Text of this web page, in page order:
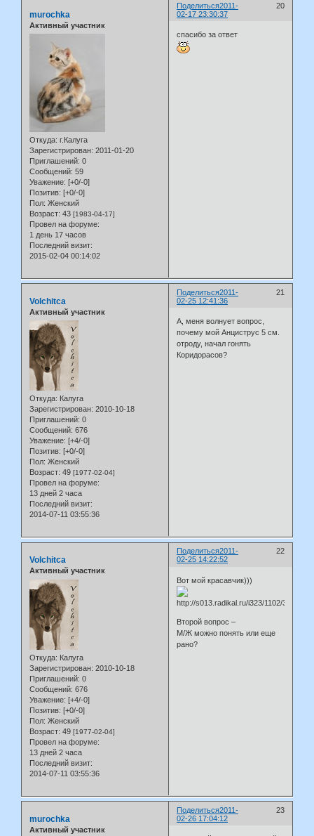
Поделиться 20
2011-
02-17 23:30:37
murochka
Активный участник
Откуда: г.Калуга
Зарегистрирован: 2011-01-20
Приглашений: 0
Сообщений: 59
Уважение: [+0/-0]
Позитив: [+0/-0]
Пол: Женский
Возраст: 43 [1983-04-17]
Провел на форуме:
1 день 17 часов
Последний визит:
2015-02-04 00:14:02
спасибо за ответ
Поделиться 21
2011-
02-25 12:41:36
Volchitca
Активный участник
Откуда: Калуга
Зарегистрирован: 2010-10-18
Приглашений: 0
Сообщений: 676
Уважение: [+4/-0]
Позитив: [+0/-0]
Пол: Женский
Возраст: 49 [1977-02-04]
Провел на форуме:
13 дней 2 часа
Последний визит:
2014-07-11 03:55:36
А, меня волнует вопрос,
почему мой Анциструс 5 см.
отроду, начал гонять
Коридорасов?
Поделиться 22
2011-
02-25 14:22:52
Volchitca
Активный участник
Откуда: Калуга
Зарегистрирован: 2010-10-18
Приглашений: 0
Сообщений: 676
Уважение: [+4/-0]
Позитив: [+0/-0]
Пол: Женский
Возраст: 49 [1977-02-04]
Провел на форуме:
13 дней 2 часа
Последний визит:
2014-07-11 03:55:36
Вот мой красавчик)))
Второй вопрос –
М/Ж можно понять или еще
рано?
Поделиться 23
2011-
02-26 17:04:12
murochka
Активный участник